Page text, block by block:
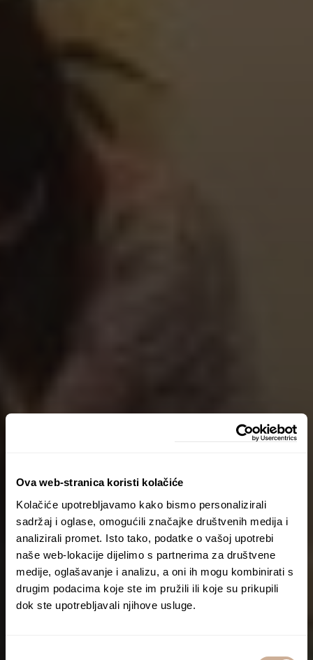
Ova web-stranica koristi kolačiće
Kolačiće upotrebljavamo kako bismo personalizirali
sadržaj i oglase, omogućili značajke društvenih medija i
analizirali promet. Isto tako, podatke o vašoj upotrebi
naše web-lokacije dijelimo s partnerima za društvene
medije, oglašavanje i analizu, a oni ih mogu kombinirati s
drugim podacima koje ste im pružili ili koje su prikupili
dok ste upotrebljavali njihove usluge.